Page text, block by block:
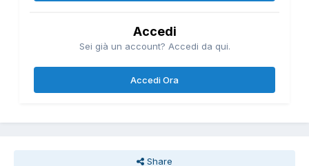
Accedi
Sei già un account? Accedi da qui.
Accedi Ora
Share